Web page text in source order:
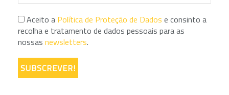
Aceito a Política de Proteção de Dados e consinto a
recolha e tratamento de dados pessoais para as
nossas newsletters.